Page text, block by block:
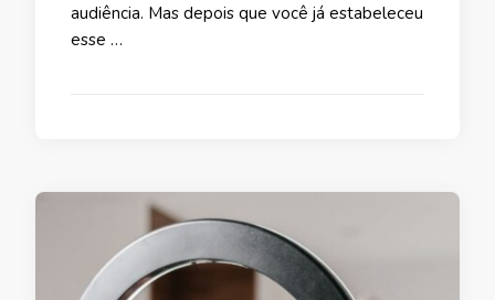
audiência. Mas depois que você já estabeleceu
esse …